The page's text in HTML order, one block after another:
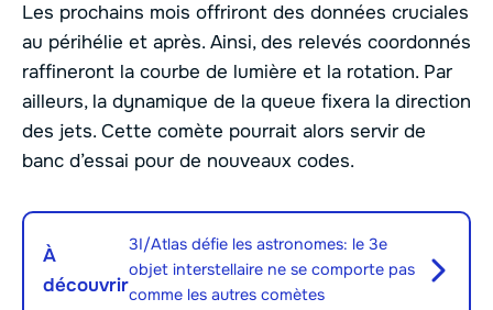
Les prochains mois offriront des données cruciales
au périhélie et après. Ainsi, des relevés coordonnés
raffineront la courbe de lumière et la rotation. Par
ailleurs, la dynamique de la queue fixera la direction
des jets. Cette comète pourrait alors servir de
banc d’essai pour de nouveaux codes.
À
découvrir
3I/Atlas défie les astronomes: le 3e
objet interstellaire ne se comporte pas
comme les autres comètes